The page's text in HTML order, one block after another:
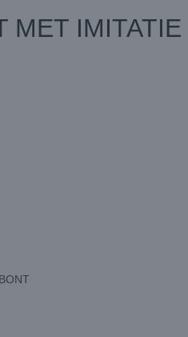
MET IMITATIE